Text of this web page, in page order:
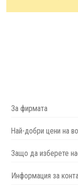
Смартфони
За фирмата
Най-добри цени на
Защо да изберете
Информация за